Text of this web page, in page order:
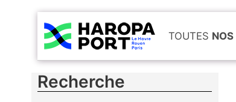
TOUTES NOS
Recherche